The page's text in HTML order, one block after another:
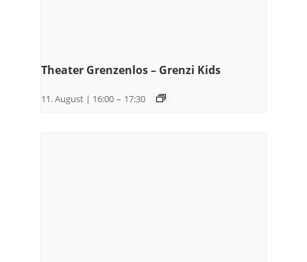
Theater Grenzenlos – Grenzi Kids
11. August | 16:00 – 17:30